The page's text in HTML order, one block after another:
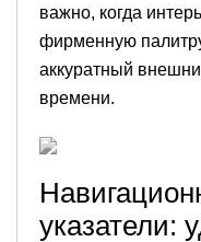
важно, когда
фирменную
аккуратный
времени.
указатели: